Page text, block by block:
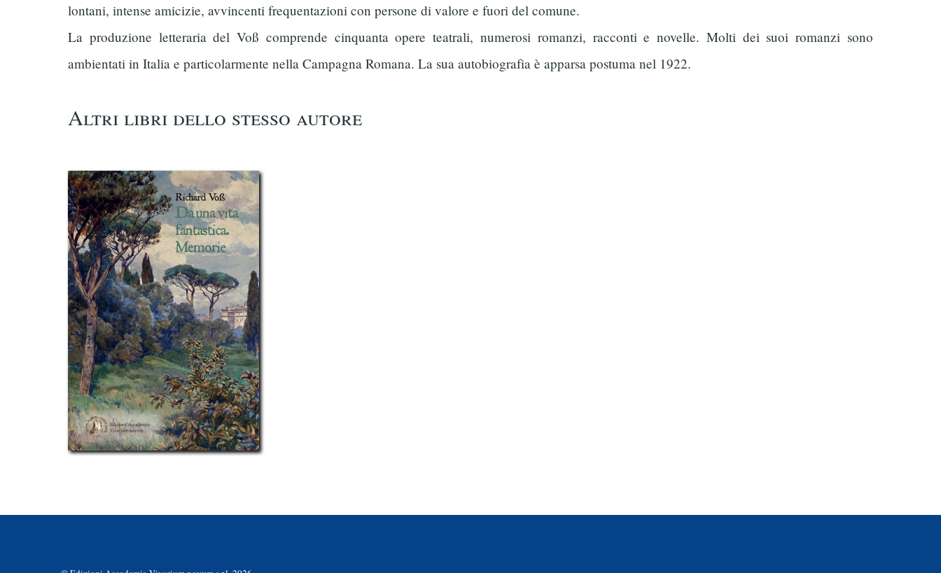
lontani, intense amicizie, avvincenti frequentazioni con persone di valore e fuori del comune.
La produzione letteraria del Voß comprende cinquanta opere teatrali, numerosi romanzi, racconti e novelle. Molti dei suoi romanzi sono
ambientati in Italia e particolarmente nella Campagna Romana. La sua autobiografia è apparsa postuma nel 1922.
Altri libri dello stesso autore